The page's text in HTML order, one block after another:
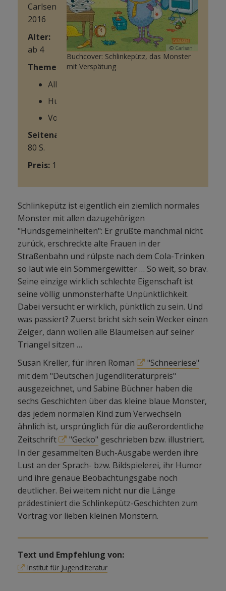
© Carlsen
Buchcover: Schlinkepütz, das Monster
mit Verspätung
Carlsen
2016
Alter:
ab 4
Themen:
Alltag
Humor
Vorlesen
Seitenanzahl:
80 S.
Preis: 15,50€
Schlinkepütz ist eigentlich ein ziemlich normales
Monster mit allen dazugehörigen
"Hundsgemeinheiten": Er grüßte manchmal nicht
zurück, erschreckte alte Frauen in der
Straßenbahn und rülpste nach dem Cola-Trinken
so laut wie ein Sommergewitter … So weit, so brav.
Seine einzige wirklich schlechte Eigenschaft ist
seine völlig unmonsterhafte Unpünktlichkeit.
Dabei versucht er wirklich, pünktlich zu sein. Und
was passiert? Zuerst bricht sich sein Wecker einen
Zeiger, dann wollen alle Blaumeisen auf seiner
Triangel sitzen …
Susan Kreller, für ihren Roman
"Schneeriese"
mit dem "Deutschen Jugendliteraturpreis"
ausgezeichnet, und Sabine Büchner haben die
sechs Geschichten über das kleine blaue Monster,
das jedem normalen Kind zum Verwechseln
ähnlich ist, ursprünglich für die außerordentliche
Zeitschrift
"Gecko" geschrieben bzw. illustriert.
In der gesammelten Buch-Ausgabe werden ihre
Lust an der Sprach- bzw. Bildspielerei, ihr Humor
und ihre genaue Beobachtungsgabe noch
deutlicher. Bei weitem nicht nur die Länge
prädestiniert die Schlinkepütz-Geschichten zum
Vortrag vor lieben kleinen Monstern.
Text und Empfehlung von:
Institut für Jugendliteratur